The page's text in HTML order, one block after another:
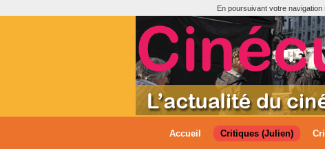
En poursuivant votre
Accueil Critiques (Julien)